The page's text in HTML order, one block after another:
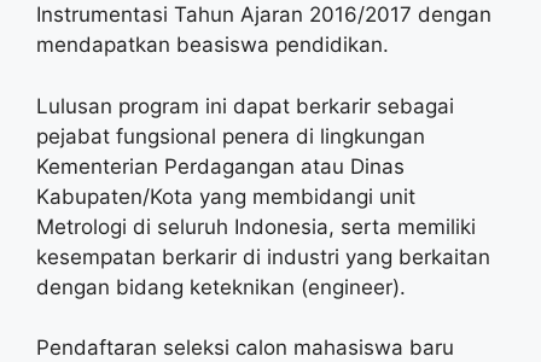
Instrumentasi Tahun Ajaran 2016/2017 dengan
mendapatkan beasiswa pendidikan.
Lulusan program ini dapat berkarir sebagai
pejabat fungsional penera di lingkungan
Kementerian Perdagangan atau Dinas
Kabupaten/Kota yang membidangi unit
Metrologi di seluruh Indonesia, serta memiliki
kesempatan berkarir di industri yang berkaitan
dengan bidang keteknikan (engineer).
Pendaftaran seleksi calon mahasiswa baru